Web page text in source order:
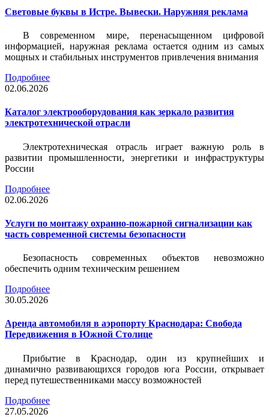
Световые буквы в Истре. Вывески. Наружняя реклама
В современном мире, перенасыщенном цифровой
информацией, наружная реклама остается одним из самых
мощных и стабильных инструментов привлечения внимания
Подробнее
02.06.2026
Каталог электрооборудования как зеркало развития
электротехнической отрасли
Электротехническая отрасль играет важную роль в
развитии промышленности, энергетики и инфраструктуры
России
Подробнее
02.06.2026
Услуги по монтажу охранно-пожарной сигнализации как
часть современной системы безопасности
Безопасность современных объектов невозможно
обеспечить одним техническим решением
Подробнее
30.05.2026
Аренда автомобиля в аэропорту Краснодара: Свобода
Передвижения в Южной Столице
Прибытие в Краснодар, один из крупнейших и
динамично развивающихся городов юга России, открывает
перед путешественниками массу возможностей
Подробнее
27.05.2026